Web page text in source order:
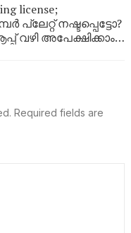
license;
പ്ലേറ്റ് നഷ്ടപ്പെട്ടോ?
വഴി അപേക്ഷിക്കാം;
Required fields are